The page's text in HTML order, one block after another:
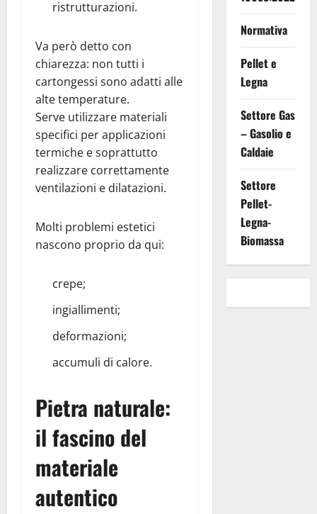
ristrutturazioni.
Va però detto con
chiarezza: non tutti i
cartongessi sono adatti alle
alte temperature.
Serve utilizzare materiali
specifici per applicazioni
termiche e soprattutto
realizzare correttamente
ventilazioni e dilatazioni.
Molti problemi estetici
nascono proprio da qui:
crepe;
ingiallimenti;
deformazioni;
accumuli di calore.
Pietra naturale:
il fascino del
materiale
autentico
Normativa
Pellet e
Legna
Settore Gas
– Gasolio e
Caldaie
Settore
Pellet-
Legna-
Biomassa